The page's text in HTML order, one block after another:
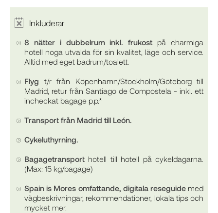
Inkluderar
8 nätter i dubbelrum inkl. frukost på charmiga
hotell noga utvalda för sin kvalitet, läge och service.
Alltid med eget badrum/toalett.
Flyg t/r från Köpenhamn/Stockholm/Göteborg till
Madrid, retur från Santiago de Compostela - inkl. ett
incheckat bagage p.p.*
Transport från Madrid till León.
Cykeluthyrning.
Bagagetransport hotell till hotell på cykeldagarna.
(Max: 15 kg/bagage)
Spain is Mores omfattande, digitala reseguide med
vägbeskrivningar, rekommendationer, lokala tips och
mycket mer.